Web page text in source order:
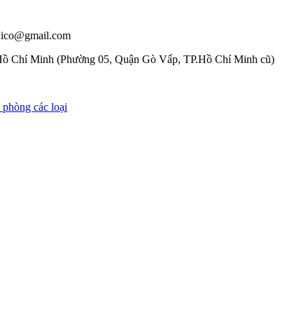
Chí Minh (Phường 05, Quận Gò Vấp, TP.Hồ Chí Minh cũ)